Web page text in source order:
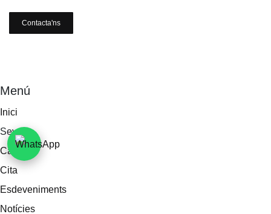
Contacta'ns
Menú
Inici
Seveis
Catàleg
Cita
Esdeveniments
Notícies